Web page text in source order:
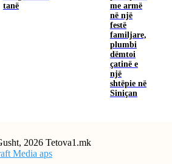
tanë
me armë
në një
festë
familjare,
plumbi
dëmtoi
çatinë e
një
shtëpie në
Siniçan
2026 Tetova1.mk
Media aps